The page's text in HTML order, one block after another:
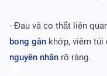
- Đau và co thắt liên
bong gân khớp, viêm túi
nguyên nhân rõ ràng.